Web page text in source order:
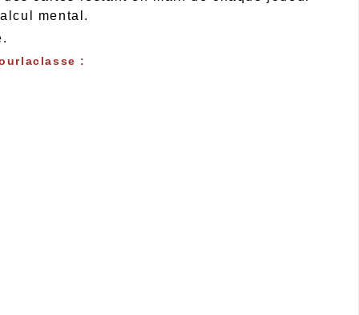
mental.
: